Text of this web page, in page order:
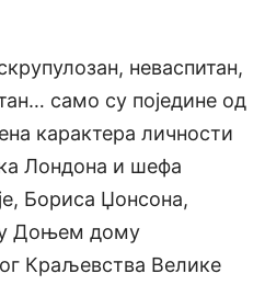
неваспитан,
само су поједине од
карактера личности
Лондона и шефа
Бориса Џонсона,
у Доњем дому
Краљевства Велике